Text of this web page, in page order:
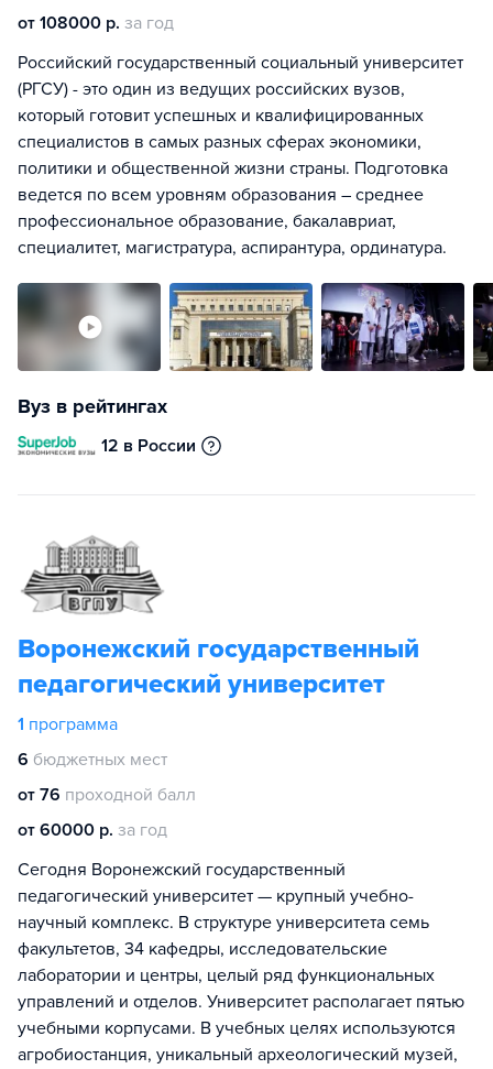
от 108000 р. за год
Российский государственный социальный университет
(РГСУ) - это один из ведущих российских вузов,
который готовит успешных и квалифицированных
специалистов в самых разных сферах экономики,
политики и общественной жизни страны. Подготовка
ведется по всем уровням образования – среднее
профессиональное образование, бакалавриат,
специалитет, магистратура, аспирантура, ординатура.
Вуз в рейтингах
12 в России
Воронежский государственный
педагогический университет
1 программа
6 бюджетных мест
от 76 проходной балл
от 60000 р. за год
Сегодня Воронежский государственный
педагогический университет — крупный учебно-
научный комплекс. В структуре университета семь
факультетов, 34 кафедры, исследовательские
лаборатории и центры, целый ряд функциональных
управлений и отделов. Университет располагает пятью
учебными корпусами. В учебных целях используются
агробиостанция, уникальный археологический музей,